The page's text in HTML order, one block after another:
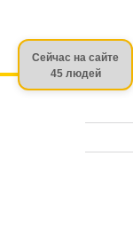
Сейчас на сайте
45 людей